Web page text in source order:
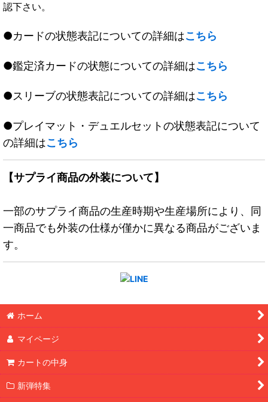
認下さい。
●カードの状態表記についての詳細はこちら
●鑑定済カードの状態についての詳細はこちら
●スリーブの状態表記についての詳細はこちら
●プレイマット・デュエルセットの状態表記について
の詳細はこちら
【サプライ商品の外装について】
一部のサプライ商品の生産時期や生産場所により、同
一商品でも外装の仕様が僅かに異なる商品がございま
す。
ホーム
マイページ
カートの中身
新弾特集